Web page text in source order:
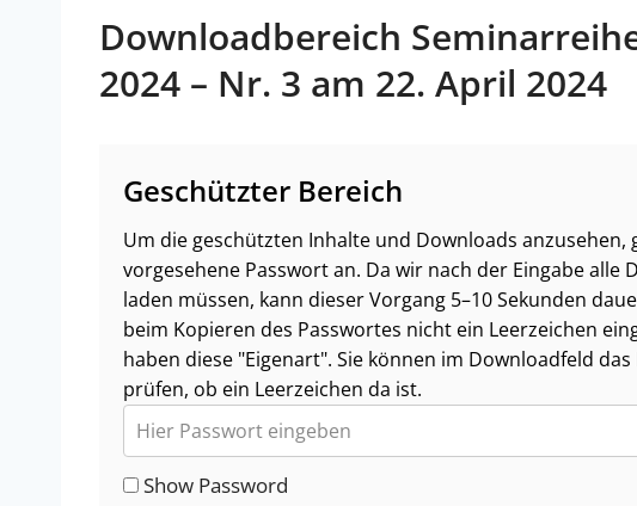
Downloadbereich
2024 – Nr. 3 am 22. April 2024
Geschützter Bereich
Um die geschützten Inhalte und Downloads anzusehen,
vorgesehene Passwort an. Da wir nach der Eingabe alle
laden müssen, kann dieser Vorgang 5–10 Sekunden
beim Kopieren des Passwortes nicht ein Leerzeichen
haben diese "Eigenart". Sie können im Downloadfeld
prüfen, ob ein Leerzeichen da ist.
Show Password